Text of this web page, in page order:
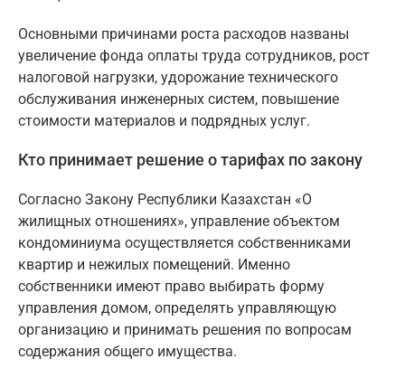
Основными причинами роста расходов названы
увеличение фонда оплаты труда сотрудников, рост
налоговой нагрузки, удорожание технического
обслуживания инженерных систем, повышение
стоимости материалов и подрядных услуг.
Кто принимает решение о тарифах по закону
Согласно Закону Республики Казахстан «О
жилищных отношениях», управление объектом
кондоминиума осуществляется собственниками
квартир и нежилых помещений. Именно
собственники имеют право выбирать форму
управления домом, определять управляющую
организацию и принимать решения по вопросам
содержания общего имущества.